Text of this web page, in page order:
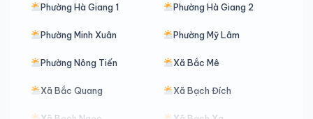
Phường Hà Giang 1 Phường Hà Giang 2
Phường Minh Xuân Phường Mỹ Lâm
Phường Nông Tiến Xã Bắc Mê
Xã Bắc Quang Xã Bạch Đích